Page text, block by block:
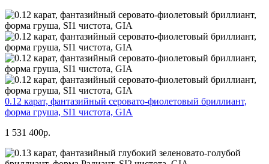
0.12 карат, фантазийный серовато-фиолетовый бриллиант,
форма груша, SI1 чистота, GIA
1 531 400р.